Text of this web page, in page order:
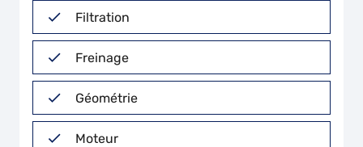
Filtration
Freinage
Géométrie
Moteur